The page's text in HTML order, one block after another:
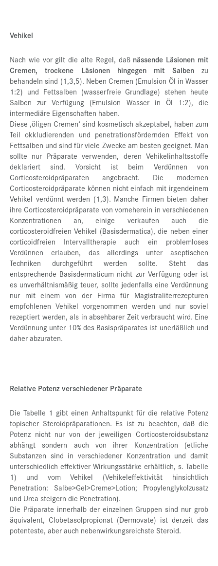
Vehikel
Nach wie vor gilt die alte Regel, daß nässende Läsionen mit
Cremen, trockene Läsionen hingegen mit Salben zu
behandeln sind (1,3,5). Neben Cremen (Emulsion Öl in Wasser
1:2) und Fettsalben (wasserfreie Grundlage) stehen heute
Salben zur Verfügung (Emulsion Wasser in Öl 1:2), die
intermediäre Eigenschaften haben.
Diese ‚öligen Cremen‘ sind kosmetisch akzeptabel, haben zum
Teil okkludierenden und penetrationsfördernden Effekt von
Fettsalben und sind für viele Zwecke am besten geeignet. Man
sollte nur Präparate verwenden, deren Vehikelinhaltsstoffe
deklariert sind. Vorsicht ist beim Verdünnen von
Corticosteroidpräparaten angebracht. Die modernen
Corticosteroidpräparate können nicht einfach mit irgendeinem
Vehikel verdünnt werden (1,3). Manche Firmen bieten daher
ihre Corticosteroidpräparate von vorneherein in verschiedenen
Konzentrationen an, einige verkaufen auch die
corticosteroidfreien Vehikel (Basisdermatica), die neben einer
corticoidfreien Intervalltherapie auch ein problemloses
Verdünnen erlauben, das allerdings unter aseptischen
Techniken durchgeführt werden sollte. Steht das
entsprechende Basisdermaticum nicht zur Verfügung oder ist
es unverhältnismäßig teuer, sollte jedenfalls eine Verdünnung
nur mit einem von der Firma für Magistraliterrezepturen
empfohlenen Vehikel vorgenommen werden und nur soviel
rezeptiert werden, als in absehbarer Zeit verbraucht wird. Eine
Verdünnung unter 10% des Basispräparates ist unerläßlich und
daher abzuraten.
Relative Potenz verschiedener Präparate
Die Tabelle 1 gibt einen Anhaltspunkt für die relative Potenz
topischer Steroidpräparationen. Es ist zu beachten, daß die
Potenz nicht nur von der jeweiligen Corticosteroidsubstanz
abhängt sondern auch von ihrer Konzentration (etliche
Substanzen sind in verschiedener Konzentration und damit
unterschiedlich effektiver Wirkungsstärke erhältlich, s. Tabelle
1) und vom Vehikel (Vehikeleffektivität hinsichtlich
Penetration: Salbe>Gel>Creme>Lotion; Propylenglykolzusatz
und Urea steigern die Penetration).
Die Präparate innerhalb der einzelnen Gruppen sind nur grob
äquivalent, Clobetasolpropionat (Dermovate) ist derzeit das
potenteste, aber auch nebenwirkungsreichste Steroid.